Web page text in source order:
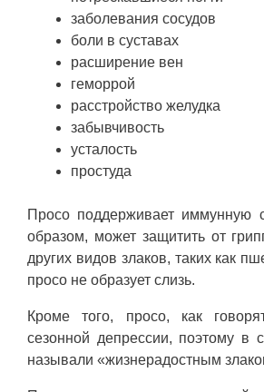
заболевания сосудов
боли в суставах
расширение вен
геморрой
расстройство желудка
забывчивость
усталость
простуда
Просо поддерживает иммунную
образом, может защитить от
других видов злаков, таких как
просо не образует слизь.
Кроме того, просо, как
сезонной депрессии, поэтому в
называли «жизнерадостным